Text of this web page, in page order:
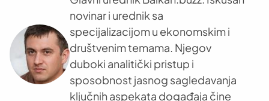
novinar i urednik sa
specijalizacijom u ekonomskim i
društvenim temama. Njegov
duboki analitički pristup i
sposobnost jasnog sagledavanja
ključnih aspekata događaja čine